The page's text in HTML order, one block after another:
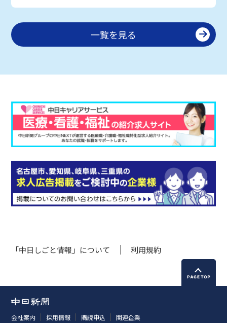
一覧を見る
「中日しごと情報」について 利用規約
会社案内 採用情報 購読申込 関連企業